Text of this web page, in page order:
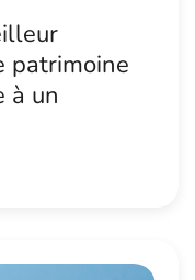
patrimoine
à un